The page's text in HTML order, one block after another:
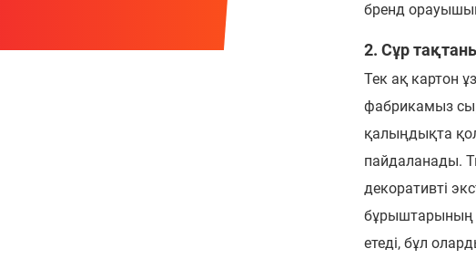
бренд
2. Сұр
Тек ақ картон
фабрикамыз
қалыңдықта
пайдаланады.
декоративті
бұрыштарының
етеді, бұл